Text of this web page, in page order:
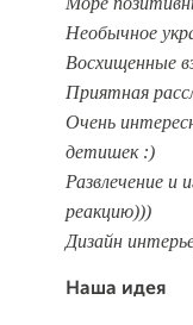
Необычное
Восхищенные
Приятная
Очень
детишек :)
Развлечение
реакцию)))
Дизайн
Наша идея